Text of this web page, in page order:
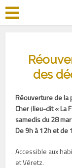
des
Réouverture de la
Cher(lieu-dit « La
samedis du 28
De 9h à 12h et de
Accessible aux
et Véretz.